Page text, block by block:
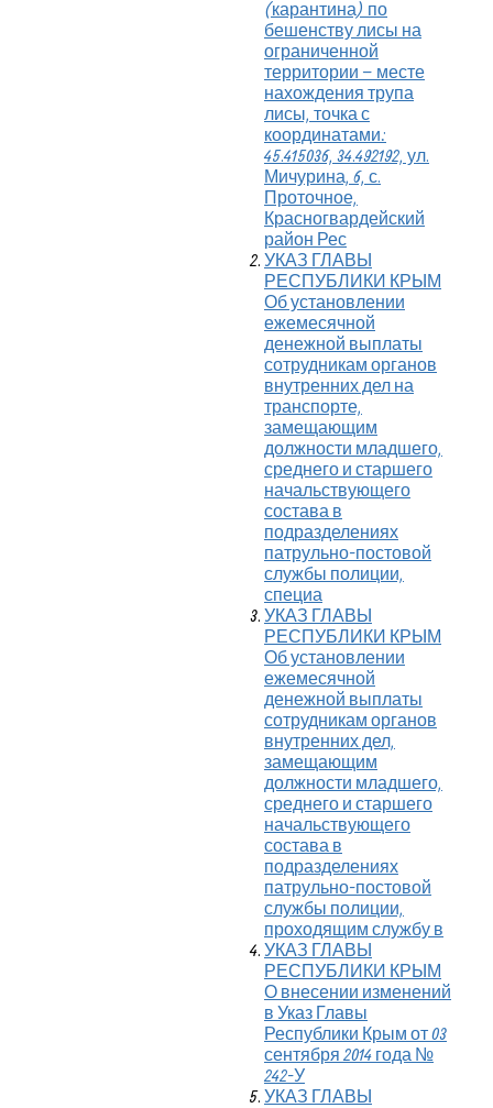
(карантина) по
бешенству лисы на
ограниченной
территории – месте
нахождения трупа
лисы, точка с
координатами:
45.415036, 34.492192, ул.
Мичурина, 6, с.
Проточное,
Красногвардейский
район Рес
УКАЗ ГЛАВЫ
РЕСПУБЛИКИ КРЫМ
Об установлении
ежемесячной
денежной выплаты
сотрудникам органов
внутренних дел на
транспорте,
замещающим
должности младшего,
среднего и старшего
начальствующего
состава в
подразделениях
патрульно-постовой
службы полиции,
специа
УКАЗ ГЛАВЫ
РЕСПУБЛИКИ КРЫМ
Об установлении
ежемесячной
денежной выплаты
сотрудникам органов
внутренних дел,
замещающим
должности младшего,
среднего и старшего
начальствующего
состава в
подразделениях
патрульно-постовой
службы полиции,
проходящим службу в
УКАЗ ГЛАВЫ
РЕСПУБЛИКИ КРЫМ
О внесении изменений
в Указ Главы
Республики Крым от 03
сентября 2014 года №
242-У
УКАЗ ГЛАВЫ